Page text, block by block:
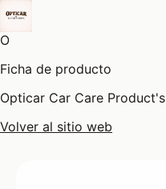
O
Ficha de producto
Opticar Car Care Product's
Volver al sitio web